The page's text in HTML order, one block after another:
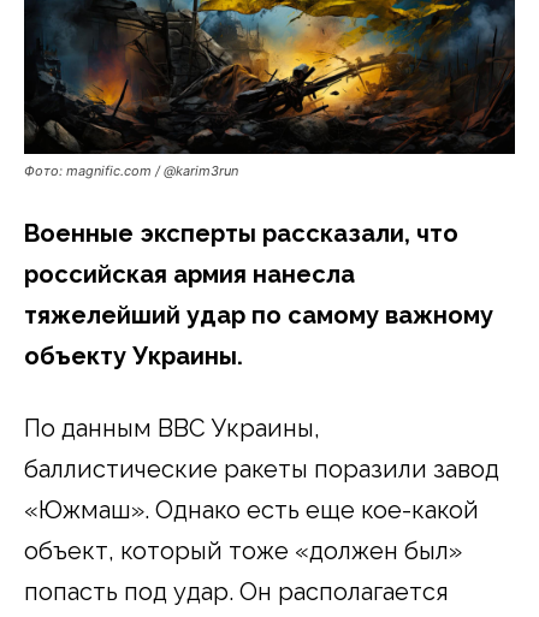
Фото: magnific.com / @karim3run
Военные эксперты рассказали, что
российская армия нанесла
тяжелейший удар по самому важному
объекту Украины.
По данным ВВС Украины,
баллистические ракеты поразили завод
«Южмаш». Однако есть еще кое-какой
объект, который тоже «должен был»
попасть под удар. Он располагается